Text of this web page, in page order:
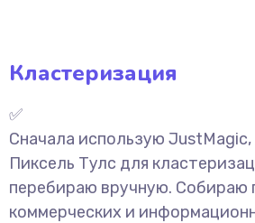
Кластеризация
✅
Сначала использую JustMagic,
Пиксель Тулс для
перебираю вручную. Собираю
коммерческих и